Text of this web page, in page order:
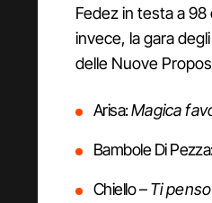
Fedez in testa a
invece, la gara
delle Nuove
Arisa:Magica
Bambole Di
Chiello –Ti